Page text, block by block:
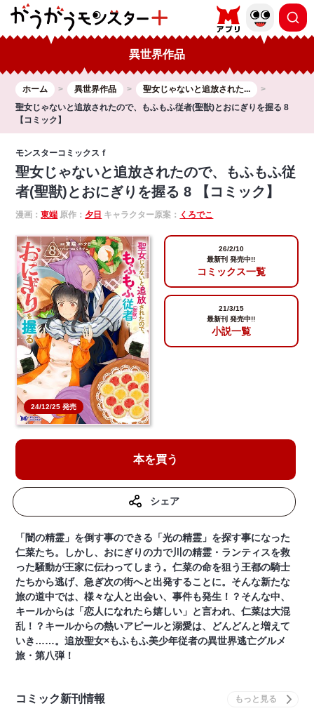
異世界作品
ホーム 異世界作品
聖女じゃないと追放された...
聖女じゃないと追放されたので、もふもふ従者(聖獣)とおにぎりを握る 8
【コミック】
モンスターコミックスｆ
聖女じゃないと追放されたので、もふもふ従
者(聖獣)とおにぎりを握る 8 【コミック】
漫画：東端 原作： 夕日 キャラクター原案： くろでこ
24/12/25 発売
26/2/10
最新刊 発売中!!
コミックス一覧
21/3/15
最新刊 発売中!!
小説一覧
本を買う
シェア
「闇の精霊」を倒す事のできる「光の精霊」を探す事になった
仁菜たち。しかし、おにぎりの力で川の精霊・ランティスを救
った騒動が王家に伝わってしまう。仁菜の命を狙う王都の騎士
たちから逃げ、急ぎ次の街へと出発することに。そんな新たな
旅の道中では、様々な人と出会い、事件も発生！？そんな中、
キールからは「恋人になれたら嬉しい」と言われ、仁菜は大混
乱！？キールからの熱いアピールと溺愛は、どんどんと増えて
いき……。追放聖女×もふもふ美少年従者の異世界逃亡グルメ
旅・第八弾！
コミック新刊情報